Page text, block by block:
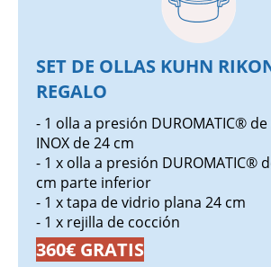
SET DE OLLAS KUHN
REGALO
- 1 olla a presión DUROMATIC®
INOX de 24 cm
- 1 x olla a presión DUROMATIC®
cm parte inferior
- 1 x tapa de vidrio plana 24 cm
- 1 x rejilla de cocción
360€ GRATIS